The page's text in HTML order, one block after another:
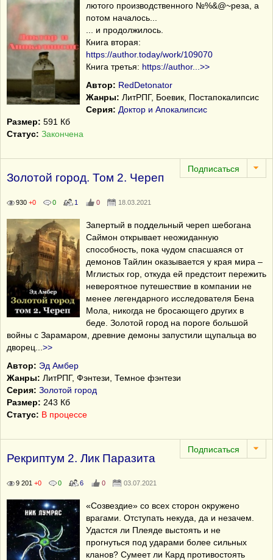
лютого производственного №%&@~реза, а
потом началось...
... и продолжилось.
Книга вторая:
https://author.today/work/109070
Книга третья: https://author... >>
Автор: RedDetonator
Жанры: ЛитРПГ, Боевик, Постапокалипсис
Серия: Доктор и Апокалипсис
Размер: 591 Кб
Статус: Закончена
Золотой город. Том 2. Череп
930 +0 0 1 0 18.03.2021
Запертый в поддельный череп шебогана
Саймон открывает неожиданную
способность, пока чудом спасшаяся от
демонов Тайлин оказывается у края мира –
Мглистых гор, откуда ей предстоит пережить
невероятное путешествие в компании не
менее легендарного исследователя Бена
Мола, никогда не бросающего других в
беде. Золотой город на пороге большой
войны с Зарамаром, древние демоны запустили щупальца во
дворец
>>
Автор: Эд Амбер
Жанры: ЛитРПГ, Фэнтези, Темное фэнтези
Серия: Золотой город
Размер: 243 Кб
Статус: В процессе
Рекриптум 2. Лик Паразита
9 201 +0 0 6 0 03.07.2021
«Созвездие» со всех сторон окружено
врагами. Отступать некуда, да и незачем.
Удастся ли Плеяде выстоять и не
прогнуться под ударами более сильных
кланов? Сумеет ли Кард противостоять